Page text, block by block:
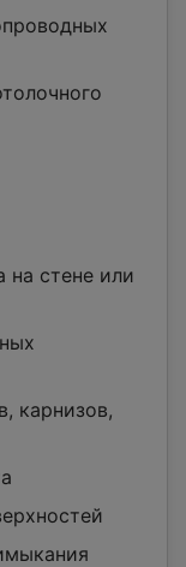
на стене или
карнизов,